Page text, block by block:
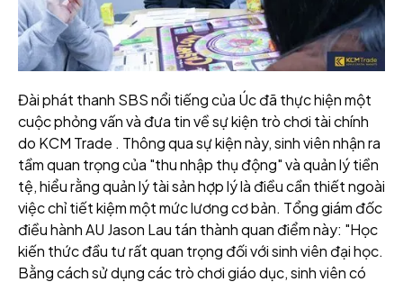
Đài phát thanh SBS nổi tiếng của Úc đã thực hiện một
cuộc phỏng vấn và đưa tin về sự kiện trò chơi tài chính
do KCM Trade . Thông qua sự kiện này, sinh viên nhận ra
tầm quan trọng của "thu nhập thụ động" và quản lý tiền
tệ, hiểu rằng quản lý tài sản hợp lý là điều cần thiết ngoài
việc chỉ tiết kiệm một mức lương cơ bản. Tổng giám đốc
điều hành AU Jason Lau tán thành quan điểm này: "Học
kiến thức đầu tư rất quan trọng đối với sinh viên đại học.
Bằng cách sử dụng các trò chơi giáo dục, sinh viên có